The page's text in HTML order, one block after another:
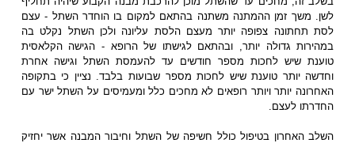
לשן. משך זמן ההמתנה משתנה בהתאם למקום בו הוחדר השתל - עצם
לסת תחתונה צפופה יותר מעצם הלסת עליונה ולכן השתל נקלט בה
במהירות גדולה יותר, ובהתאם לגישתו של הרופא - הגישה הקלאסית
טוענת שיש לחכות מספר חודשים עד להעמסת השתל וגישה אחרת
וחדשה יותר טוענת שיש לחכות מספר שבועות בלבד. נציין כי בתקופה
האחרונה יותר ויותר רופאים לא מחכים כלל ומעמיסים על השתל ישר עם
החדרתו לעצם.
השלב האחרון בטיפול כולל חשיפה של השתל וחיבור המבנה אשר יחזיק